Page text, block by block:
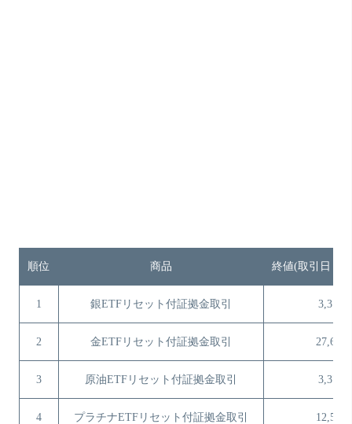
順位 商品 終値(取引日：
1 銀ETFリセット付証拠金取引 3,310
2 金ETFリセット付証拠金取引 27,605
3 原油ETFリセット付証拠金取引 3,373
4 プラチナETFリセット付証拠金取引 12,516